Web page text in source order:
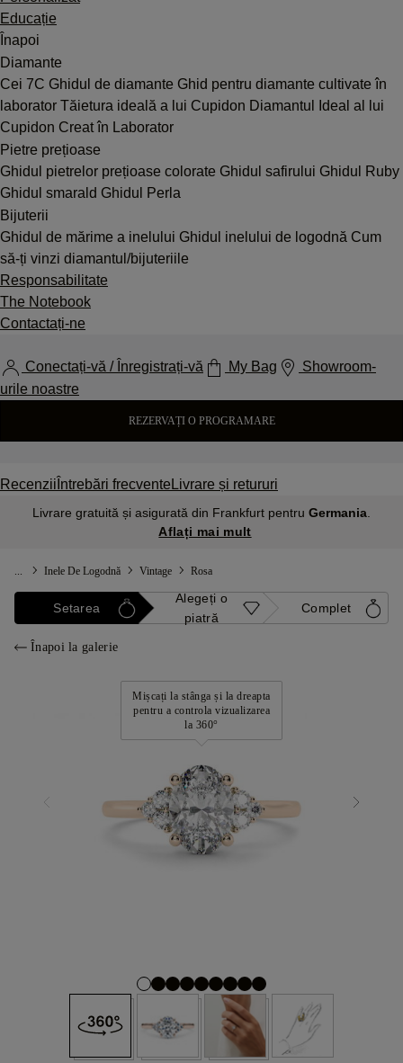
Educație
Înapoi
Diamante
Cei 7C Ghidul de diamante Ghid pentru diamante cultivate în
laborator Tăietura ideală a lui Cupidon Diamantul Ideal al lui
Cupidon Creat în Laborator
Pietre prețioase
Ghidul pietrelor prețioase colorate Ghidul safirului Ghidul Ruby
Ghidul smarald Ghidul Perla
Bijuterii
Ghidul de mărime a inelului Ghidul inelului de logodnă Cum
să-ți vinzi diamantul/bijuteriile
Responsabilitate
The Notebook
Contactați-ne
Conectați-vă / Înregistrați-vă My Bag
Showroom-
urile noastre
REZERVAȚI O PROGRAMARE
Recenzii Întrebări frecvente Livrare și retururi
Livrare gratuită și asigurată din Frankfurt pentru Germania
Aflați mai mult
Inele De Logodnă Vintage Rosa
Setarea
Alegeți o
piatră
Complet
Înapoi la galerie
Mișcați la stânga și la dreapta
pentru a controla vizualizarea
la 360°